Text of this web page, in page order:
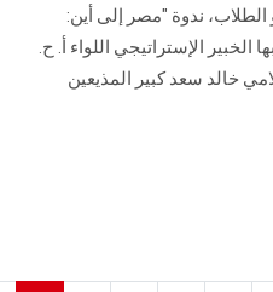
ندوة "مصر إلى أين:
الخبير الإستراتيجي اللواء أ. ح.
خالد سعد كبير المذيعين